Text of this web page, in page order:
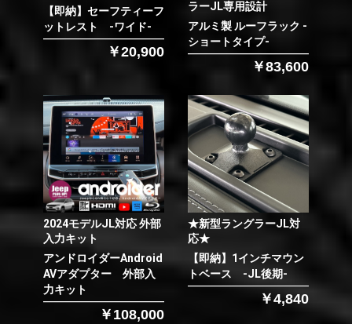
【即納】セーフティーフ
ットレスト -ワイド-
￥20,900
ラーJL専用設計
アルミ製 ルーフラック -
ショートタイプ-
￥83,600
2024モデルJL対応 外部
入力キット
アンドロイダーAndroid
AVアダプター 外部入
力キット
￥108,000
★新型ラングラーJL対
応★
【即納】1インチマウン
トベース -JL後期-
￥4,840